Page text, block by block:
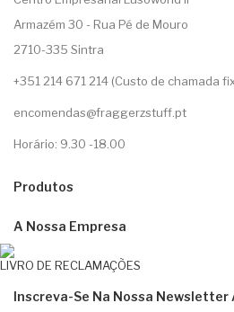
Armazém 30 - Rua Pé de Mouro
2710-335 Sintra
+351 214 671 214 (Custo de chamada
encomendas@fraggerzstuff.pt
Horário: 9.30 -18.00
Produtos
A Nossa Empresa
LIVRO DE RECLAMAÇÕES
Inscreva-Se Na Nossa Newsletter